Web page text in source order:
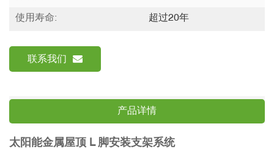
使用寿命: 超过20年
联系我们
产品详情
太阳能金属屋顶 L 脚安装支架系统